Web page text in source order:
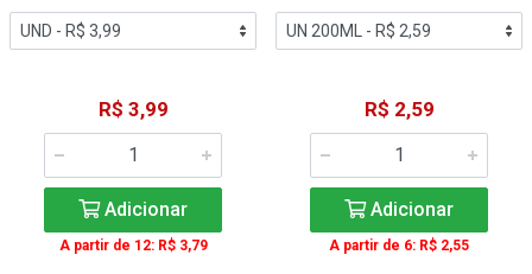
R$ 3,99
Adicionar
A partir de 12: R$ 3,79
R$ 2,59
Adicionar
A partir de 6: R$ 2,55